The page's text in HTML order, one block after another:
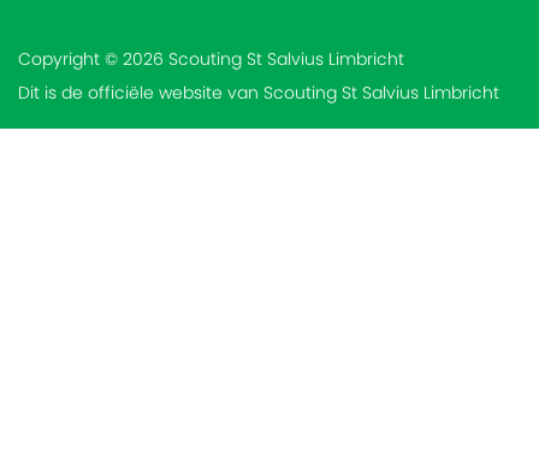
Copyright © 2026 Scouting St Salvius Limbricht
Dit is de officiële website van Scouting St Salvius Limbricht